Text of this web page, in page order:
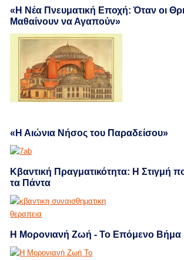
«Η Νέα Πνευματική Εποχή: Όταν οι
Μαθαίνουν να Αγαπούν»
«Η Αιώνια Νήσος του Παραδείσου»
Κβαντική Πραγματικότητα: Η Στιγμή
τα Πάντα
Η Μορονιανή Ζωή - Το Επόμενο Βήμα